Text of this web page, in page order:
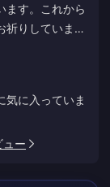
ます。これから
祈りしていま
気に入っていま
ー